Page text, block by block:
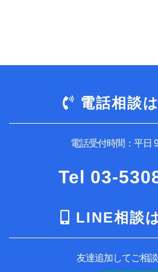
電話相談
電話受付時間：平日
Tel 03-
LINE相談
友達追加してご相